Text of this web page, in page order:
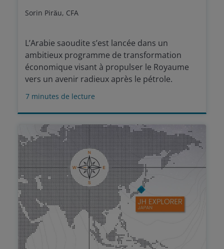
Sorin Pirău, CFA
L’Arabie saoudite s’est lancée dans un
ambitieux programme de transformation
économique visant à propulser le Royaume
vers un avenir radieux après le pétrole.
7 minutes de lecture